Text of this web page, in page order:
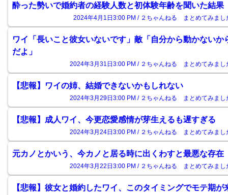
酔った勢いで婚約者の経験人数と初体験年齢を聞いた結果
2024年4月1日3:00 PM / ２ちゃんねる まとめてみまし
ワイ「長いこと彼女いないです」敵「自分から動かないか
だよ」
2024年3月31日3:00 PM / ２ちゃんねる まとめてみまし
【悲報】ワイの姉、結婚できないかもしれない
2024年3月29日3:00 PM / ２ちゃんねる まとめてみまし
【悲報】成人ワイ、今更恋愛感情が芽生えるも遅すぎる
2024年3月24日3:00 PM / ２ちゃんねる まとめてみまし
元カノとかいう、今カノと居る時に出くわすと最悪な存在
2024年3月22日3:00 PM / ２ちゃんねる まとめてみまし
【悲報】彼女と婚約したワイ、このタイミングでモテ期が